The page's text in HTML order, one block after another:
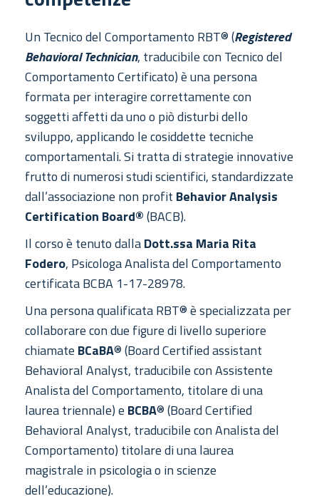
Un Tecnico del Comportamento RBT® (Registered
Behavioral Technician, traducibile con Tecnico del
Comportamento Certificato) è una persona
formata per interagire correttamente con
soggetti affetti da uno o piò disturbi dello
sviluppo, applicando le cosiddette tecniche
comportamentali. Si tratta di strategie innovative
frutto di numerosi studi scientifici, standardizzate
dall’associazione non profit Behavior Analysis
Certification Board®(BACB).
Il corso è tenuto dallaDott.ssa Maria Rita
Fodero, Psicologa Analista del Comportamento
certificata BCBA 1-17-28978.
Una persona qualificata RBT® è specializzata per
collaborare con due figure di livello superiore
chiamate BCaBA® (Board Certified assistant
Behavioral Analyst, traducibile con Assistente
Analista del Comportamento, titolare di una
laurea triennale) e BCBA® (Board Certified
Behavioral Analyst, traducibile con Analista del
Comportamento) titolare di una laurea
magistrale in psicologia o in scienze
dell’educazione).